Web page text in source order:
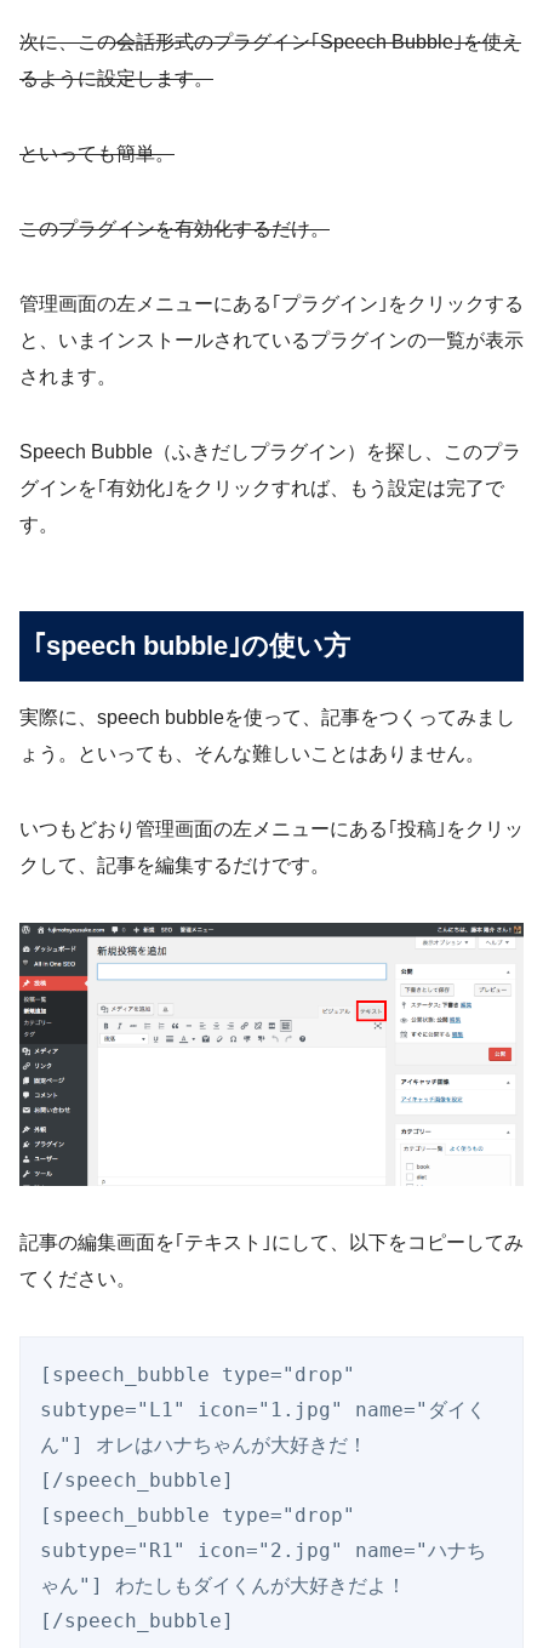
次に、この会話形式のプラグイン｢Speech Bubble｣を使え
るように設定します。
といっても簡単。
このプラグインを有効化するだけ。
管理画面の左メニューにある｢プラグイン｣をクリックする
と、いまインストールされているプラグインの一覧が表示
されます。
Speech Bubble（ふきだしプラグイン）を探し、このプラ
グインを｢有効化｣をクリックすれば、もう設定は完了で
す。
｢speech bubble｣の使い方
実際に、speech bubbleを使って、記事をつくってみまし
ょう。といっても、そんな難しいことはありません。
いつもどおり管理画面の左メニューにある｢投稿｣をクリッ
クして、記事を編集するだけです。
記事の編集画面を｢テキスト｣にして、以下をコピーしてみ
てください。
[speech_bubble type="drop"
subtype="L1" icon="1.jpg" name="ダイく
ん"] オレはハナちゃんが大好きだ！
[/speech_bubble]
[speech_bubble type="drop"
subtype="R1" icon="2.jpg" name="ハナち
ゃん"] わたしもダイくんが大好きだよ！
[/speech_bubble]